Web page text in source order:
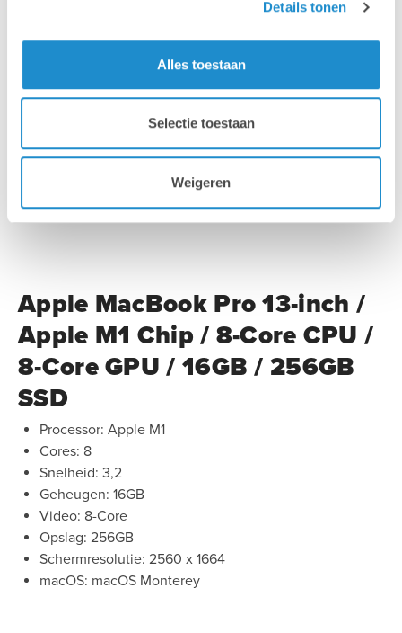
Details tonen
Alles toestaan
Selectie toestaan
Weigeren
Apple MacBook Pro 13-inch /
Apple M1 Chip / 8-Core CPU /
8-Core GPU / 16GB / 256GB
SSD
Processor: Apple M1
Cores: 8
Snelheid: 3,2
Geheugen: 16GB
Video: 8-Core
Opslag: 256GB
Schermresolutie: 2560 x 1664
macOS: macOS Monterey